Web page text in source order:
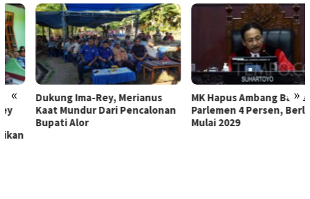
« »
Dukung Ima-Rey, Merianus
Kaat Mundur Dari Pencalonan
Bupati Alor
MK Hapus Ambang Batas
Parlemen 4 Persen, Berlaku
Mulai 2029